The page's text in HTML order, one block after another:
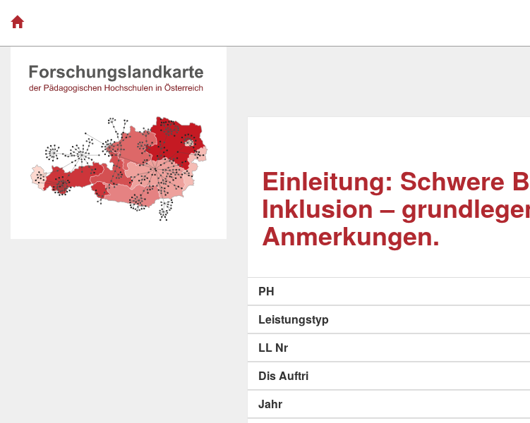
Einleitung: Schwere
Inklusion –
Anmerkungen.
PH
Leistungstyp
LL Nr
Dis Auftri
Jahr